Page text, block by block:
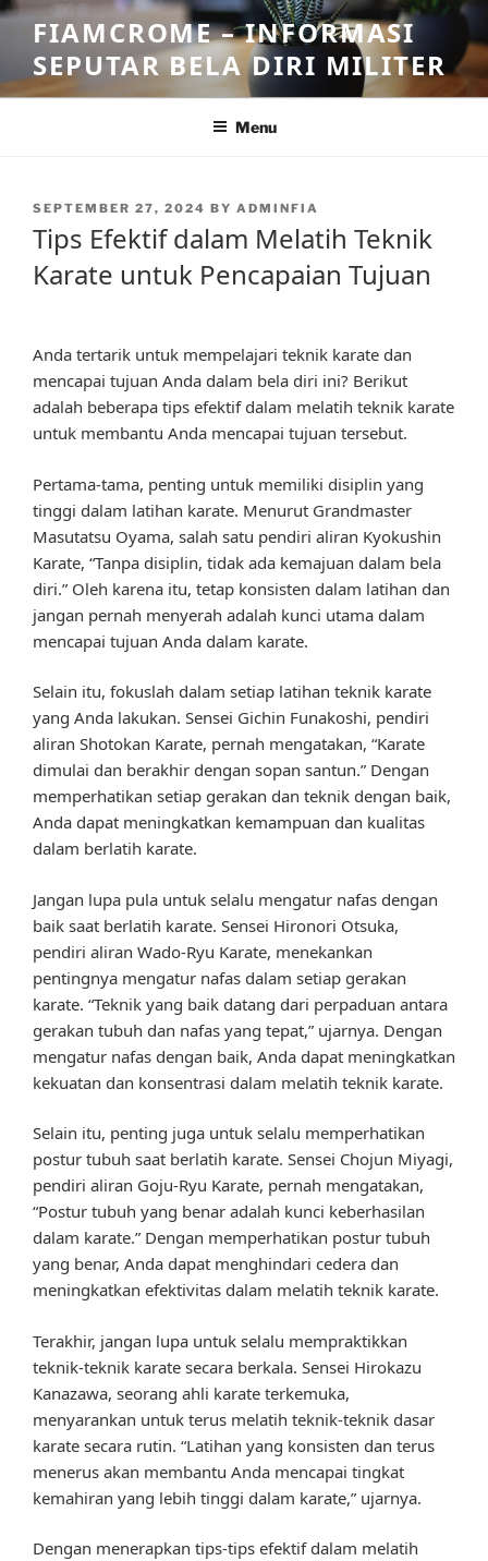
Skip
content
FIAMCROME – INFORMASI
SEPUTAR BELA DIRI MILITER
Menu
POSTED
ON
SEPTEMBER 27, 2024 BY ADMINFIA
Tips Efektif dalam Melatih Teknik
Karate untuk Pencapaian Tujuan
Anda tertarik untuk mempelajari teknik karate dan
mencapai tujuan Anda dalam bela diri ini? Berikut
adalah beberapa tips efektif dalam melatih teknik karate
untuk membantu Anda mencapai tujuan tersebut.
Pertama-tama, penting untuk memiliki disiplin yang
tinggi dalam latihan karate. Menurut Grandmaster
Masutatsu Oyama, salah satu pendiri aliran Kyokushin
Karate, “Tanpa disiplin, tidak ada kemajuan dalam bela
diri.” Oleh karena itu, tetap konsisten dalam latihan dan
jangan pernah menyerah adalah kunci utama dalam
mencapai tujuan Anda dalam karate.
Selain itu, fokuslah dalam setiap latihan teknik karate
yang Anda lakukan. Sensei Gichin Funakoshi, pendiri
aliran Shotokan Karate, pernah mengatakan, “Karate
dimulai dan berakhir dengan sopan santun.” Dengan
memperhatikan setiap gerakan dan teknik dengan baik,
Anda dapat meningkatkan kemampuan dan kualitas
dalam berlatih karate.
Jangan lupa pula untuk selalu mengatur nafas dengan
baik saat berlatih karate. Sensei Hironori Otsuka,
pendiri aliran Wado-Ryu Karate, menekankan
pentingnya mengatur nafas dalam setiap gerakan
karate. “Teknik yang baik datang dari perpaduan antara
gerakan tubuh dan nafas yang tepat,” ujarnya. Dengan
mengatur nafas dengan baik, Anda dapat meningkatkan
kekuatan dan konsentrasi dalam melatih teknik karate.
Selain itu, penting juga untuk selalu memperhatikan
postur tubuh saat berlatih karate. Sensei Chojun Miyagi,
pendiri aliran Goju-Ryu Karate, pernah mengatakan,
“Postur tubuh yang benar adalah kunci keberhasilan
dalam karate.” Dengan memperhatikan postur tubuh
yang benar, Anda dapat menghindari cedera dan
meningkatkan efektivitas dalam melatih teknik karate.
Terakhir, jangan lupa untuk selalu mempraktikkan
teknik-teknik karate secara berkala. Sensei Hirokazu
Kanazawa, seorang ahli karate terkemuka,
menyarankan untuk terus melatih teknik-teknik dasar
karate secara rutin. “Latihan yang konsisten dan terus
menerus akan membantu Anda mencapai tingkat
kemahiran yang lebih tinggi dalam karate,” ujarnya.
Dengan menerapkan tips-tips efektif dalam melatih